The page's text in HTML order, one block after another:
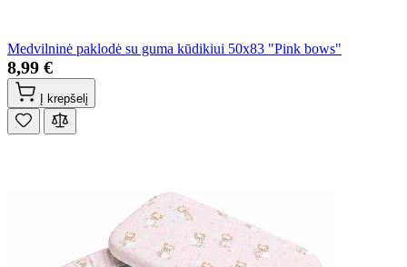
Medvilninė paklodė su guma kūdikiui 50x83 "Pink bows"
8,99 €
Į krepšelį